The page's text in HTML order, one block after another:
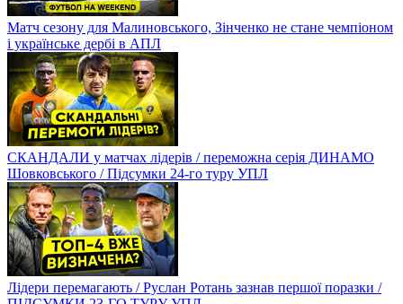
Матч сезону для Малиновського, Зінченко не стане чемпіоном
і українське дербі в АПЛ
СКАНДАЛИ у матчах лідерів / переможна серія ДИНАМО
Шовковського / Підсумки 24-го туру УПЛ
Лідери перемагають / Руслан Ротань зазнав першої поразки /